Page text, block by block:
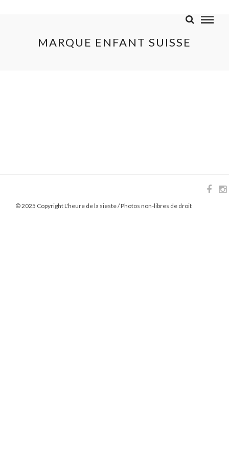
MARQUE ENFANT SUISSE
© 2025 Copyright L'heure de la sieste / Photos non-libres de droit